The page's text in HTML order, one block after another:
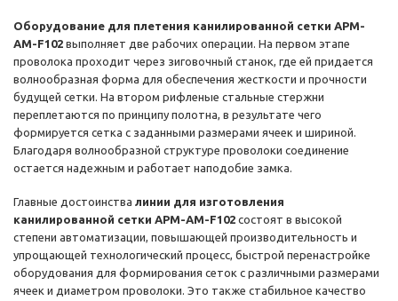
Оборудование для плетения канилированной сетки APM-
AM-F102 выполняет две рабочих операции. На первом этапе
проволока проходит через зиговочный станок, где ей придается
волнообразная форма для обеспечения жесткости и прочности
будущей сетки. На втором рифленые стальные стержни
переплетаются по принципу полотна, в результате чего
формируется сетка с заданными размерами ячеек и шириной.
Благодаря волнообразной структуре проволоки соединение
остается надежным и работает наподобие замка.
Главные достоинства линии для изготовления
канилированной сетки APM-AM-F102 состоят в высокой
степени автоматизации, повышающей производительность и
упрощающей технологический процесс, быстрой перенастройке
оборудования для формирования сеток с различными размерами
ячеек и диаметром проволоки. Это также стабильное качество